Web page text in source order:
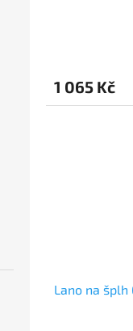
1 065 Kč
Lano na šplh